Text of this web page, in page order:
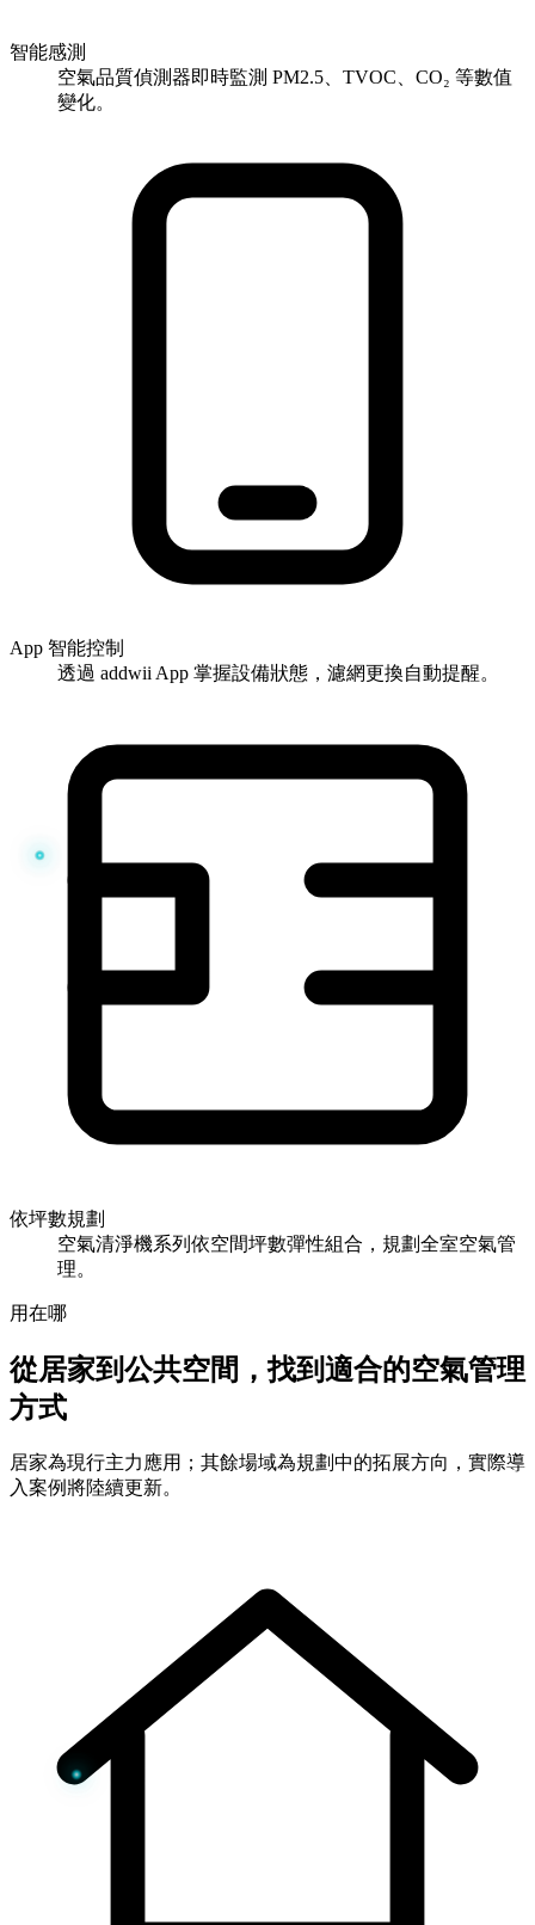
智能感測
空氣品質偵測器即時監測 PM2.5、TVOC、CO₂ 等數值
變化。
App 智能控制
透過 addwii App 掌握設備狀態，濾網更換自動提醒。
依坪數規劃
空氣清淨機系列依空間坪數彈性組合，規劃全室空氣管
理。
用在哪
從居家到公共空間，找到適合的空氣管理
方式
居家為現行主力應用；其餘場域為規劃中的拓展方向，實際導
入案例將陸續更新。